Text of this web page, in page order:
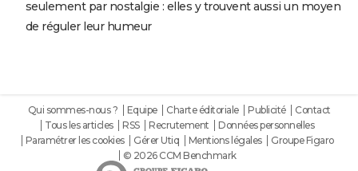
seulement par nostalgie : elles y trouvent aussi un moyen
de réguler leur humeur
Qui sommes-nous ? Equipe Charte éditoriale Publicité
Contact
Tous les articles
RSS Recrutement
Données personnelles
Paramétrer les cookies
Gérer Utiq Mentions légales
Groupe Figaro
© 2026 CCM Benchmark